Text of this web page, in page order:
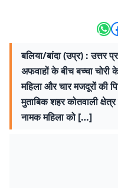
बलिया/बांदा (उप्र) : उत्तर
अफवाहों के बीच बच्चा चोरी
महिला और चार मजदूरों की
मुताबिक शहर कोतवाली
नामक महिला को […]